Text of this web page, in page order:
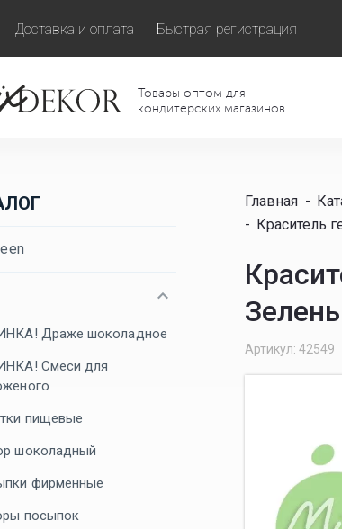
Доставка и оплата Быстрая регистрация
Товары оптом для
кондитерских магазинов
Драже шоколадное
Смеси для
пищевые
шоколадный
фирменные
посыпок
Главная -
- Краситель
Артикул: 42549